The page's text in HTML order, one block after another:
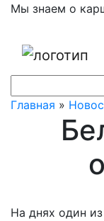
Мы знаем о
Главная »
На днях один